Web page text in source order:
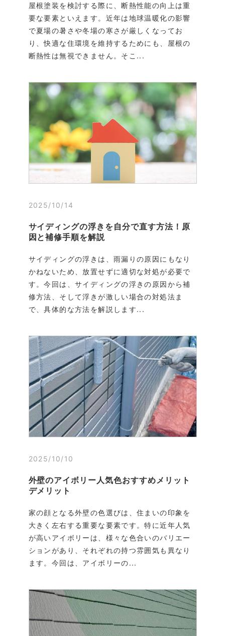
屋根塗装を検討する際に、断熱性能の向上は重
要な要素といえます。近年は地球温暖化の影響
で夏場の暑さや冬場の寒さが厳しくなってお
り、快適な住環境を維持するためにも、屋根の
断熱性は無視できません。そこ...
2025/10/14
サイディングの浮きを自分で直す方法！原
因と補修手順を解説
サイディングの浮きは、雨漏りの原因にもなり
かねないため、放置せずに適切な対処が必要で
す。今回は、サイディングの浮きの原因から補
修方法、そして浮きが激しい場合の対処法ま
で、具体的な方法を解説します...
2025/10/10
外壁のアイボリー人気色おすすめメリット
デメリット
家の顔となる外壁の色選びは、住まいの印象を
大きく左右する重要な要素です。特に近年人気
が高いアイボリーは、様々な色合いのバリエー
ションがあり、それぞれの持つ雰囲気も異なり
ます。今回は、アイボリーの...